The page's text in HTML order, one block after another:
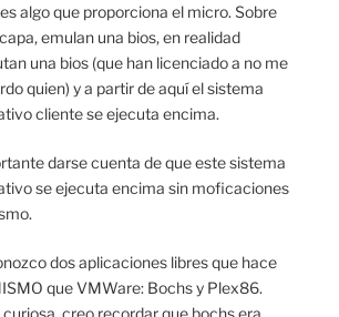
algo que proporciona el micro. Sobre
emulan una bios, en realidad
una bios (que han licenciado a no me
quien) y a partir de aquí el sistema
cliente se ejecuta encima.
darse cuenta de que este sistema
se ejecuta encima sin moficaciones
dos aplicaciones libres que hace
que VMWare: Bochs y Plex86.